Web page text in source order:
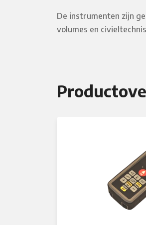
De instrumenten zijn
volumes en